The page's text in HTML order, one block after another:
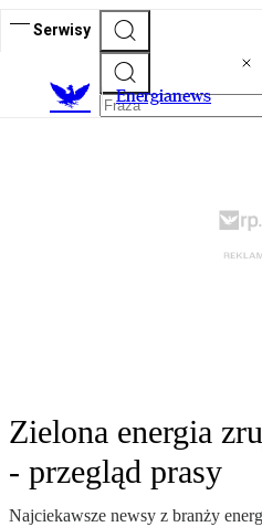
Serwisy
Energianews
Zielona energia
- przegląd prasy
Najciekawsze newsy z branży